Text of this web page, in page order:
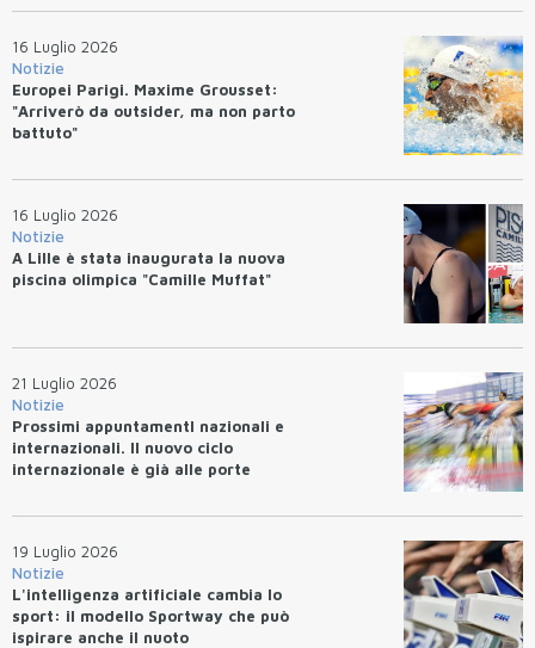
16 Luglio 2026
Notizie
Europei Parigi. Maxime Grousset:
"Arriverò da outsider, ma non parto
battuto"
16 Luglio 2026
Notizie
A Lille è stata inaugurata la nuova
piscina olimpica "Camille Muffat"
21 Luglio 2026
Notizie
Prossimi appuntamentI nazionali e
internazionali. Il nuovo ciclo
internazionale è già alle porte
19 Luglio 2026
Notizie
L'intelligenza artificiale cambia lo
sport: il modello Sportway che può
ispirare anche il nuoto